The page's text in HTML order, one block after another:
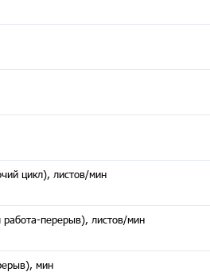
цикл), листов/мин
работа-перерыв), листов/мин
мин